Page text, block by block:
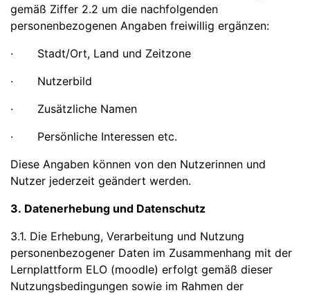
gemäß Ziffer 2.2 um die nachfolgenden
personenbezogenen Angaben freiwillig ergänzen:
· Stadt/Ort, Land und Zeitzone
· Nutzerbild
· Zusätzliche Namen
· Persönliche Interessen etc.
Diese Angaben können von den Nutzerinnen und
Nutzer jederzeit geändert werden.
3. Datenerhebung und Datenschutz
3.1. Die Erhebung, Verarbeitung und Nutzung
personenbezogener Daten im Zusammenhang mit der
Lernplattform ELO (moodle) erfolgt gemäß dieser
Nutzungsbedingungen sowie im Rahmen der